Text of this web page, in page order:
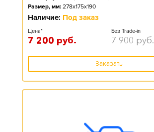
Размер, мм: 278x175x190
Наличие: Под заказ
Цена*
7 200 руб.
Без Trade-in
7 900 руб.
Заказать